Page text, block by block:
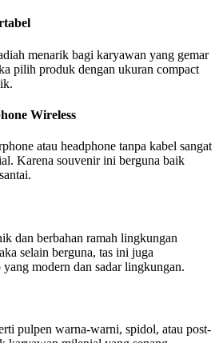
menarik bagi karyawan yang gemar
pilih produk dengan ukuran compact
Wireless
atau headphone tanpa kabel sangat
Karena souvenir ini berguna baik
dan berbahan ramah lingkungan
selain berguna, tas ini juga
modern dan sadar lingkungan.
pulpen warna-warni, spidol, atau post-